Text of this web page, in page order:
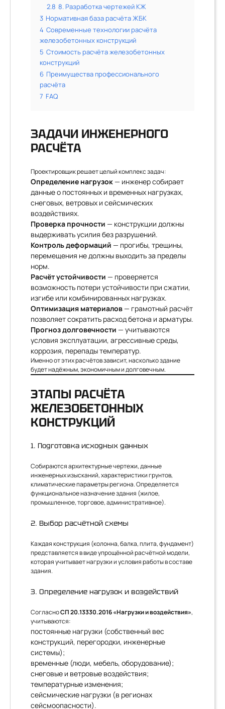
2.8 8. Разработка чертежей КЖ
3 Нормативная база расчёта ЖБК
4 Современные технологии расчёта
железобетонных конструкций
5 Стоимость расчёта железобетонных
конструкций
6 Преимущества профессионального
расчёта
7 FAQ
ЗАДАЧИ ИНЖЕНЕРНОГО
РАСЧЁТА
Проектировщик решает целый комплекс задач:
Определение нагрузок— инженер собирает
данные о постоянных и временных нагрузках,
снеговых, ветровых и сейсмических
воздействиях.
Проверка прочности — конструкции должны
выдерживать усилия без разрушений.
Контроль деформаций — прогибы, трещины,
перемещения не должны выходить за пределы
норм.
Расчёт устойчивости — проверяется
возможность потери устойчивости при сжатии,
изгибе или комбинированных нагрузках.
Оптимизация материалов— грамотный расчёт
позволяет сократить расход бетона и арматуры.
Прогноз долговечности — учитываются
условия эксплуатации, агрессивные среды,
коррозия, перепады температур.
Именно от этих расчётов зависит, насколько здание
будет надёжным, экономичным и долговечным.
ЭТАПЫ РАСЧЁТА
ЖЕЛЕЗОБЕТОННЫХ
КОНСТРУКЦИЙ
1. Подготовка исходных данных
Собираются архитектурные чертежи, данные
инженерных изысканий, характеристики грунтов,
климатические параметры региона. Определяется
функциональное назначение здания (жилое,
промышленное, торговое, административное).
2. Выбор расчётной схемы
Каждая конструкция (колонна, балка, плита, фундамент)
представляется в виде упрощённой расчётной модели,
которая учитывает нагрузки и условия работы в составе
здания.
3. Определение нагрузок и воздействий
СогласноСП 20.13330.2016 «Нагрузки и воздействия»,
учитываются:
постоянные нагрузки (собственный вес
конструкций, перегородки, инженерные
системы);
временные (люди, мебель, оборудование);
снеговые и ветровые воздействия;
температурные изменения;
сейсмические нагрузки (в регионах
сейсмоопасности).